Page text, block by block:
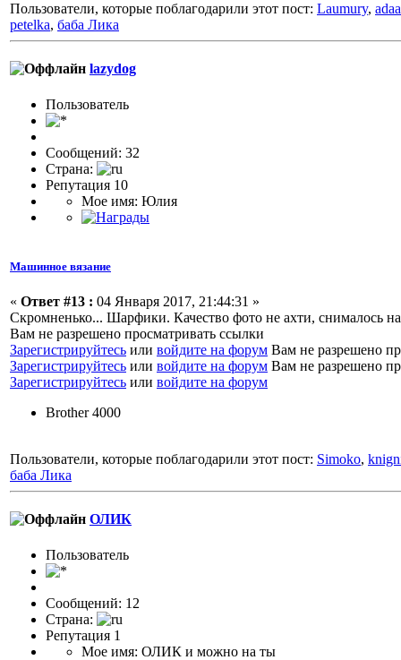
Пользователи, которые поблагодарили этот пост: Laumury,
petelka, баба Лика
lazydog
Пользоватeль
Сообщений: 32
Страна:
Репутация 10
Мое имя: Юлия
Машинное вязание
« Ответ #13 : 04 Января 2017, 21:44:31 »
Скромненько... Шарфики. Качество фото не ахти, снималось
Вам не разрешено просматривать ссылки
Зарегистрируйтесь или войдите на форум Вам не разрешено
Зарегистрируйтесь или войдите на форум Вам не разрешено
Зарегистрируйтесь или войдите на форум
Brother 4000
Пользователи, которые поблагодарили этот пост: Simoko,
баба Лика
ОЛИК
Пользоватeль
Сообщений: 12
Страна:
Репутация 1
Мое имя: ОЛИК и можно на ты